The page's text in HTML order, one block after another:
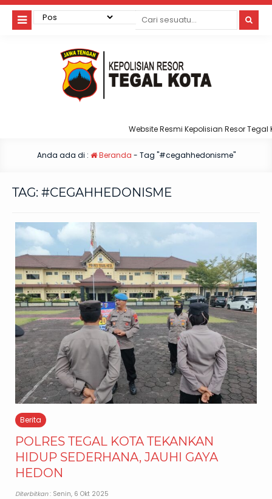
Website Resmi Kepolisian Resor Tegal
Anda ada di : Beranda - Tag "#cegahhedonisme"
TAG: #CEGAHHEDONISME
Berita
POLRES TEGAL KOTA TEKANKAN
HIDUP SEDERHANA, JAUHI GAYA
HEDON
Diterbitkan: Senin, 6 Okt 2025